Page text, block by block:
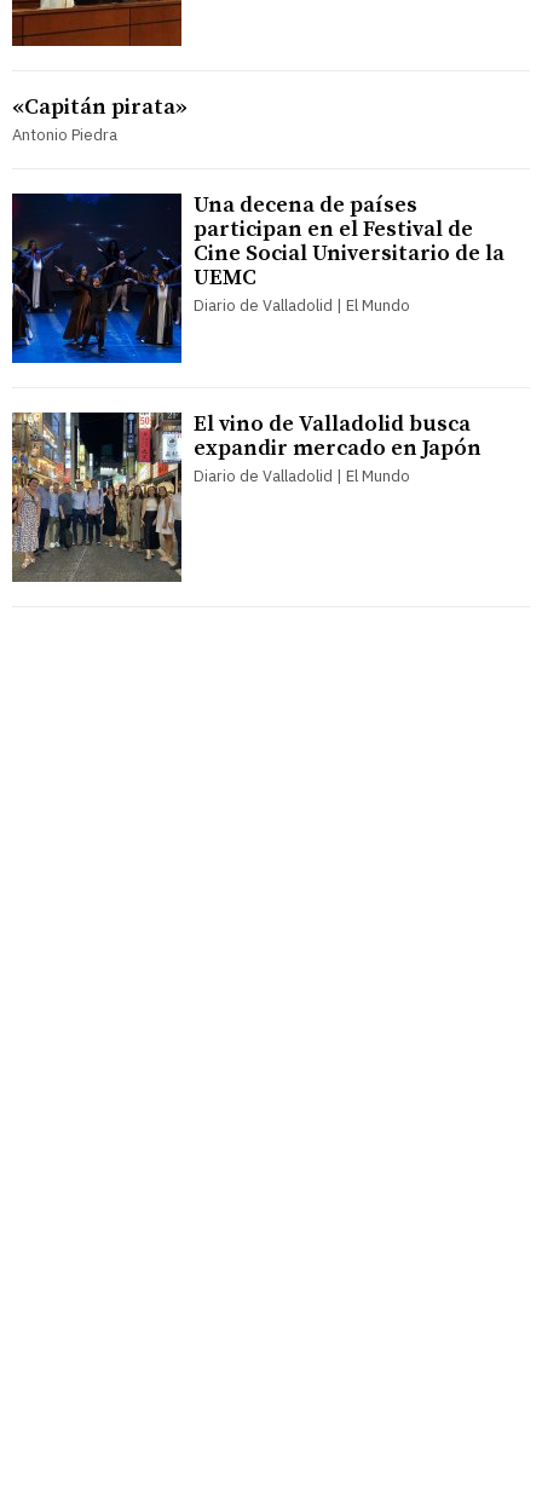
«Capitán pirata»
Antonio Piedra
Una decena de países
participan en el Festival de
Cine Social Universitario de la
UEMC
Diario de Valladolid | El Mundo
El vino de Valladolid busca
expandir mercado en Japón
Diario de Valladolid | El Mundo